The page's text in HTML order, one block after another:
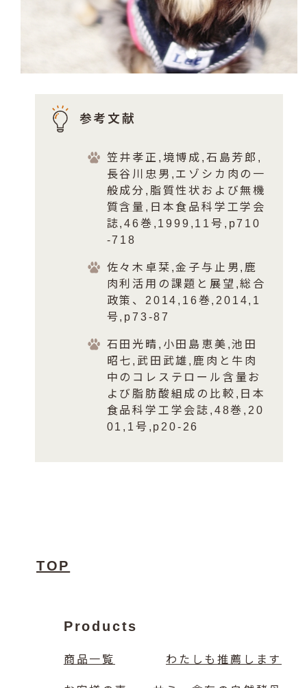
参考文献
笠井孝正,境博成,石島芳郎,
長谷川忠男,エゾシカ肉の一
般成分,脂質性状および無機
質含量,日本食品科学工学会
誌,46巻,1999,11号,p710
-718
佐々木卓栞,金子与止男,鹿
肉利活用の課題と展望,総合
政策、2014,16巻,2014,1
号,p73-87
石田光晴,小田島恵美,池田
昭七,武田武雄,鹿肉と牛肉
中のコレステロール含量お
よび脂肪酸組成の比較,日本
食品科学工学会誌,48巻,20
01,1号,p20-26
TOP
Products
商品一覧 わたしも推薦します